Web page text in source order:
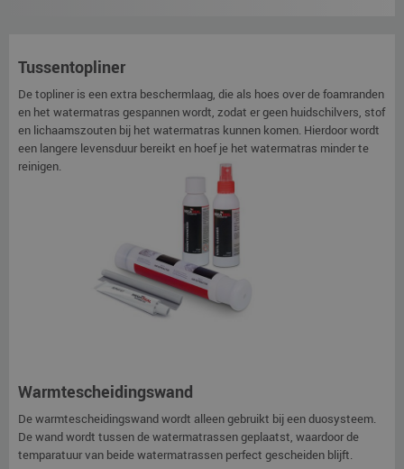
Tussentopliner
De topliner is een extra beschermlaag, die als hoes over de foamranden
en het watermatras gespannen wordt, zodat er geen huidschilvers, stof
en lichaamszouten bij het watermatras kunnen komen. Hierdoor wordt
een langere levensduur bereikt en hoef je het watermatras minder te
reinigen.
Warmtescheidingswand
De warmtescheidingswand wordt alleen gebruikt bij een duosysteem.
De wand wordt tussen de watermatrassen geplaatst, waardoor de
temparatuur van beide watermatrassen perfect gescheiden blijft.